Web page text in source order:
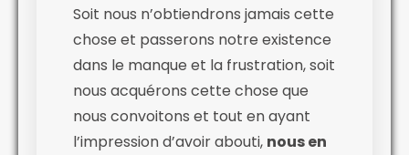
Soit nous n’obtiendrons jamais cette
chose et passerons notre existence
dans le manque et la frustration, soit
nous acquérons cette chose que
nous convoitons et tout en ayant
l’impression d’avoir abouti, nous en